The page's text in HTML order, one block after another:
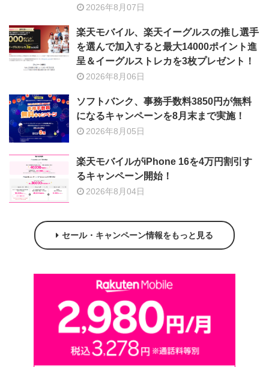
2026年8月07日
楽天モバイル、楽天イーグルスの推し選手
を選んで加入すると最大14000ポイント進
呈＆イーグルストレカを3枚プレゼント！
2026年8月06日
ソフトバンク、事務手数料3850円が無料
になるキャンペーンを8月末まで実施！
2026年8月05日
楽天モバイルがiPhone 16を4万円割引す
るキャンペーン開始！
2026年8月04日
セール・キャンペーン情報をもっと見る